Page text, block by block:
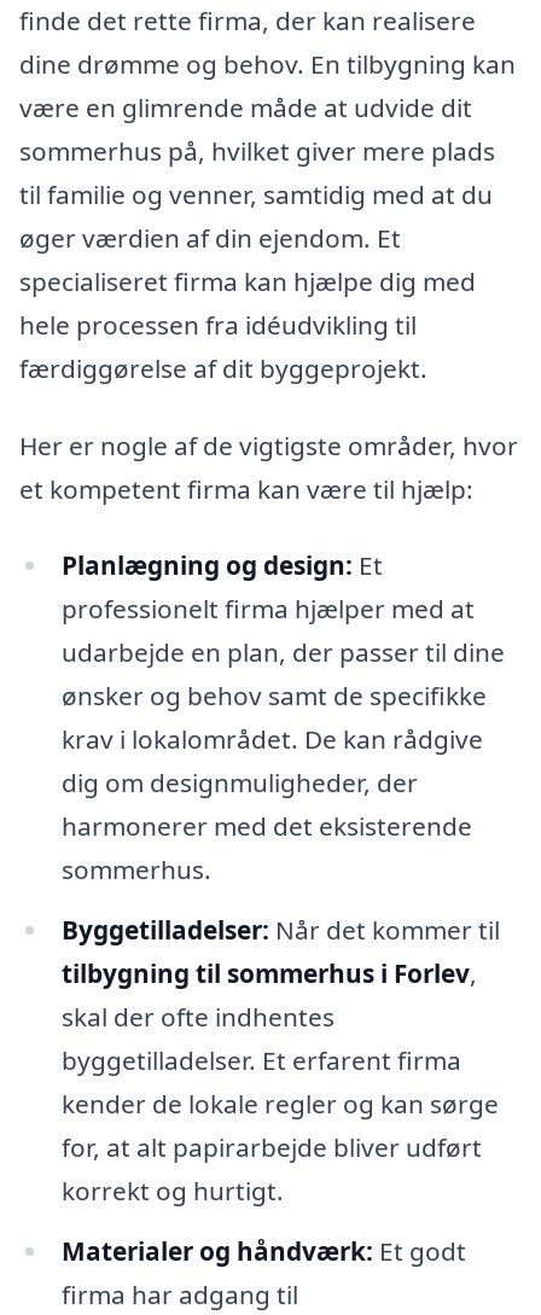
finde det rette firma, der kan realisere
dine drømme og behov. En tilbygning kan
være en glimrende måde at udvide dit
sommerhus på, hvilket giver mere plads
til familie og venner, samtidig med at du
øger værdien af din ejendom. Et
specialiseret firma kan hjælpe dig med
hele processen fra idéudvikling til
færdiggørelse af dit byggeprojekt.
Her er nogle af de vigtigste områder, hvor
et kompetent firma kan være til hjælp:
Planlægning og design: Et
professionelt firma hjælper med at
udarbejde en plan, der passer til dine
ønsker og behov samt de specifikke
krav i lokalområdet. De kan rådgive
dig om designmuligheder, der
harmonerer med det eksisterende
sommerhus.
Byggetilladelser: Når det kommer til
tilbygning til sommerhus i Forlev,
skal der ofte indhentes
byggetilladelser. Et erfarent firma
kender de lokale regler og kan sørge
for, at alt papirarbejde bliver udført
korrekt og hurtigt.
Materialer og håndværk: Et godt
firma har adgang til